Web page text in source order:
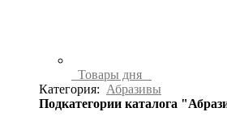
Товары дня
Категория: Абразивы
Подкатегории каталога